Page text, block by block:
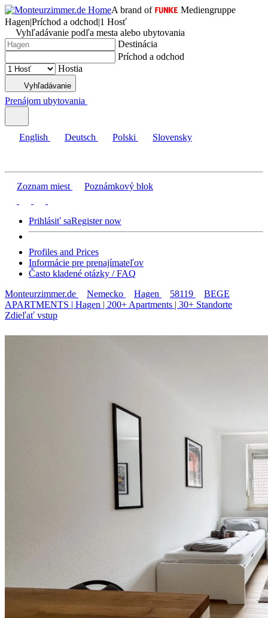
A brand of
Mediengruppe
Hagen|Príchod a odchod|1 Hosť
Vyhľadávanie podľa mesta alebo ubytovania
Destinácia
Príchod a odchod
Hostia
Vyhľadávanie
Prenájom ubytovania
English Deutsch Polski Slovensky
Zoznam miest Poznámkový blok
Prihlásiť saRegister now
Profiles and Prices
Informácie pre prenajímateľov
Často kladené otázky / FAQ
Monteurzimmer.de
Nemecko Hagen 58119
BEGE
APARTMENTS | Hagen | 200+ Apartments | 30+ Standorte
Zdieľať vstup